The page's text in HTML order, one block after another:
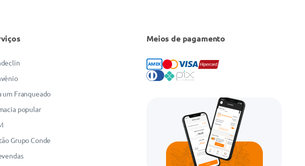
um Franqueado
popular
Grupo Conde
Meios de pagamento